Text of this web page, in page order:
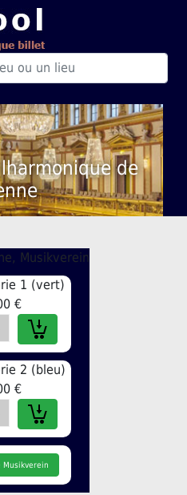
de
Musikverein
1 (vert)
€
2 (bleu)
€